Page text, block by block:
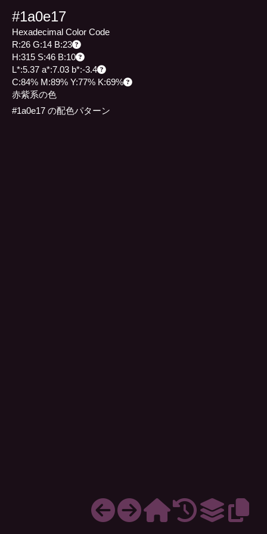
#1a0e17
Hexadecimal Color Code
R:26 G:14 B:23
H:315 S:46 B:10
L*:5.37 a*:7.03 b*:-3.4
C:84% M:89% Y:77% K:69%
赤紫系の色
#1a0e17 の配色パターン